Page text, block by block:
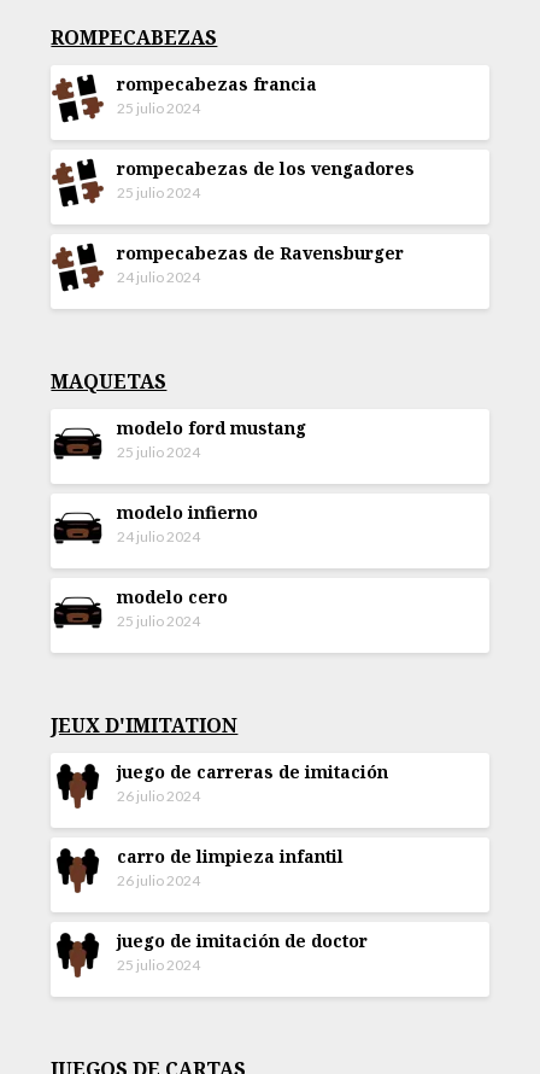
ROMPECABEZAS
rompecabezas francia
25 julio 2024
rompecabezas de los vengadores
25 julio 2024
rompecabezas de Ravensburger
24 julio 2024
MAQUETAS
modelo ford mustang
25 julio 2024
modelo infierno
24 julio 2024
modelo cero
25 julio 2024
JEUX D'IMITATION
juego de carreras de imitación
26 julio 2024
carro de limpieza infantil
26 julio 2024
juego de imitación de doctor
25 julio 2024